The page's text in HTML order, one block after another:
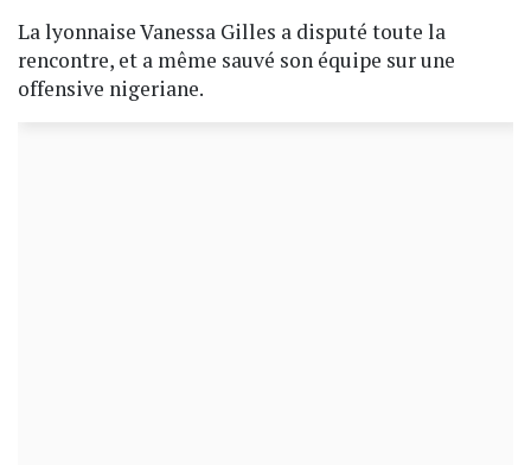
La lyonnaise Vanessa Gilles a disputé toute la
rencontre, et a même sauvé son équipe sur une
offensive nigeriane.